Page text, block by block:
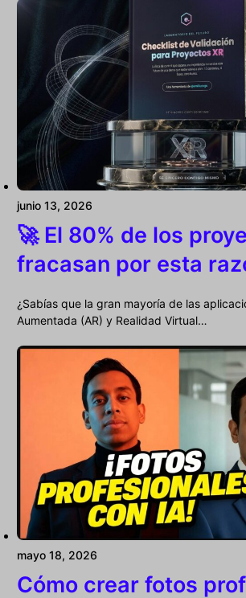
junio 13, 2026
🚀 El 80% de los
fracasan por esta
¿Sabías que la gran mayoría de las
Aumentada (AR) y Realidad Virtual…
mayo 18, 2026
Cómo crear fotos